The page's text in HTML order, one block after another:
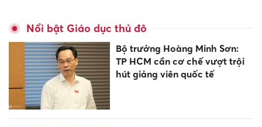
Nổi bật Giáo dục thủ đô
Bộ trưởng Hoàng Minh Sơn:
TP HCM cần cơ chế vượt trội
hút giảng viên quốc tế